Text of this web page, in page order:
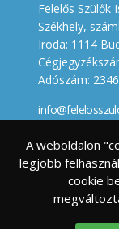
Felelős Szülők
Székhely,
Iroda: 1114
Adószám:
A weboldalon
legjobb
cookie